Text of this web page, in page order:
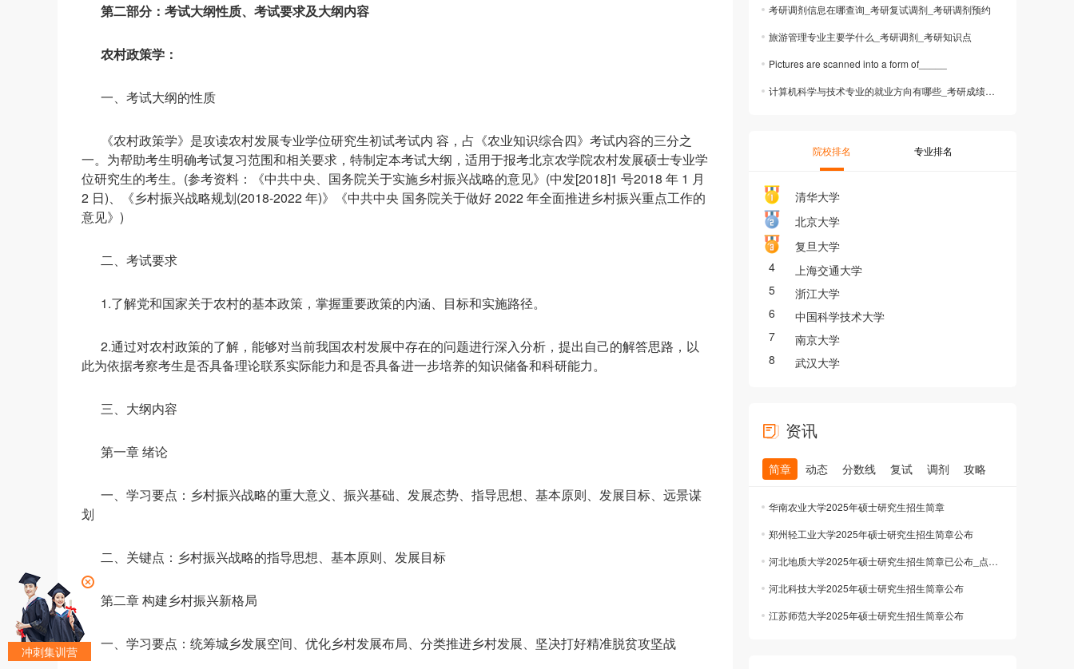
第二部分：考试大纲性质、考试要求及大纲内容
农村政策学：
一、考试大纲的性质
《农村政策学》是攻读农村发展专业学位研究生初试考试内 容，占《农业知识综合四》考试内容的三分之
一。为帮助考生明确考试复习范围和相关要求，特制定本考试大纲，适用于报考北京农学院农村发展硕士专业学
位研究生的考生。(参考资料：《中共中央、国务院关于实施乡村振兴战略的意见》(中发[2018]1 号2018 年 1 月
2 日)、《乡村振兴战略规划(2018-2022 年)》《中共中央 国务院关于做好 2022 年全面推进乡村振兴重点工作的
意见》)
二、考试要求
1.了解党和国家关于农村的基本政策，掌握重要政策的内涵、目标和实施路径。
2.通过对农村政策的了解，能够对当前我国农村发展中存在的问题进行深入分析，提出自己的解答思路，以
此为依据考察考生是否具备理论联系实际能力和是否具备进一步培养的知识储备和科研能力。
三、大纲内容
第一章 绪论
一、学习要点：乡村振兴战略的重大意义、振兴基础、发展态势、指导思想、基本原则、发展目标、远景谋
划
二、关键点：乡村振兴战略的指导思想、基本原则、发展目标
第二章 构建乡村振兴新格局
一、学习要点：统筹城乡发展空间、优化乡村发展布局、分类推进乡村发展、坚决打好精准脱贫攻坚战
考研调剂信息在哪查询_考研复试调剂_考研调剂预约
旅游管理专业主要学什么_考研调剂_考研知识点
Pictures are scanned into a form of_____
计算机科学与技术专业的就业方向有哪些_考研成绩查询_2025考研
院校排名 专业排名
清华大学
北京大学
复旦大学
4
上海交通大学
5
浙江大学
6
中国科学技术大学
7
南京大学
8
武汉大学
资讯
简章 动态 分数线 复试 调剂 攻略
华南农业大学2025年硕士研究生招生简章
郑州轻工业大学2025年硕士研究生招生简章公布
河北地质大学2025年硕士研究生招生简章已公布_点击查看
河北科技大学2025年硕士研究生招生简章公布
江苏师范大学2025年硕士研究生招生简章公布
冲刺集训营